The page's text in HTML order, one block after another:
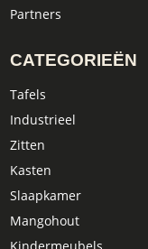
Partners
CATEGORIEËN
Tafels
Industrieel
Zitten
Kasten
Slaapkamer
Mangohout